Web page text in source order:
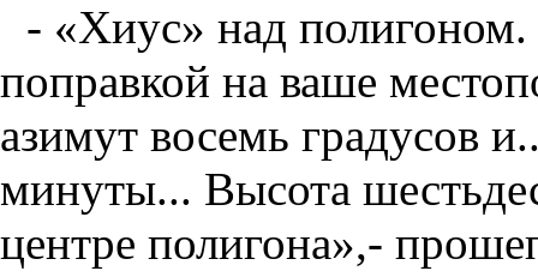
- «Хиус» над
поправкой на ваше
азимут восемь градусов
минуты... Высота
центре полигона»,-